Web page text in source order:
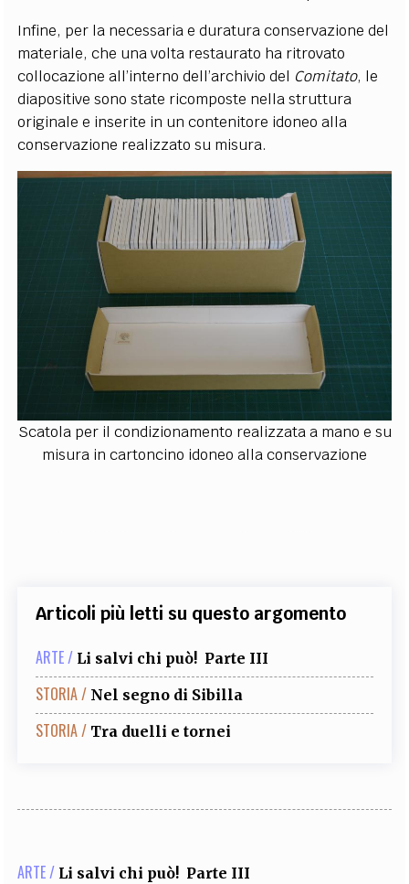
Infine, per la necessaria e duratura conservazione del
materiale, che una volta restaurato ha ritrovato
collocazione all’interno dell’archivio del Comitato, le
diapositive sono state ricomposte nella struttura
originale e inserite in un contenitore idoneo alla
conservazione realizzato su misura.
Scatola per il condizionamento realizzata a mano e su
misura in cartoncino idoneo alla conservazione
Articoli più letti su questo argomento
ARTE / Li salvi chi può! Parte III
STORIA / Nel segno di Sibilla
STORIA / Tra duelli e tornei
ARTE / Li salvi chi può! Parte III